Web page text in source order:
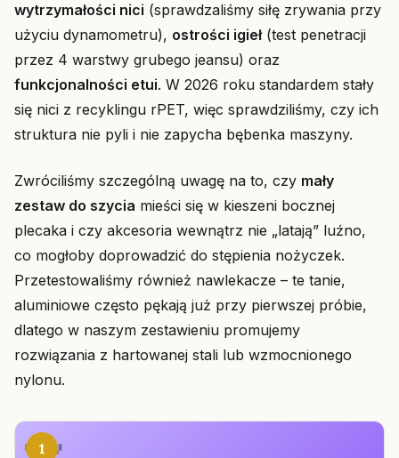
wytrzymałości nici (sprawdzaliśmy siłę zrywania przy
użyciu dynamometru), ostrości igieł(test penetracji
przez 4 warstwy grubego jeansu) oraz
funkcjonalności etui. W 2026 roku standardem stały
się nici z recyklingu rPET, więc sprawdziliśmy, czy ich
struktura nie pyli i nie zapycha bębenka maszyny.
Zwróciliśmy szczególną uwagę na to, czy mały
zestaw do szycia mieści się w kieszeni bocznej
plecaka i czy akcesoria wewnątrz nie „latają” luźno,
co mogłoby doprowadzić do stępienia nożyczek.
Przetestowaliśmy również nawlekacze – te tanie,
aluminiowe często pękają już przy pierwszej próbie,
dlatego w naszym zestawieniu promujemy
rozwiązania z hartowanej stali lub wzmocnionego
nylonu.
1